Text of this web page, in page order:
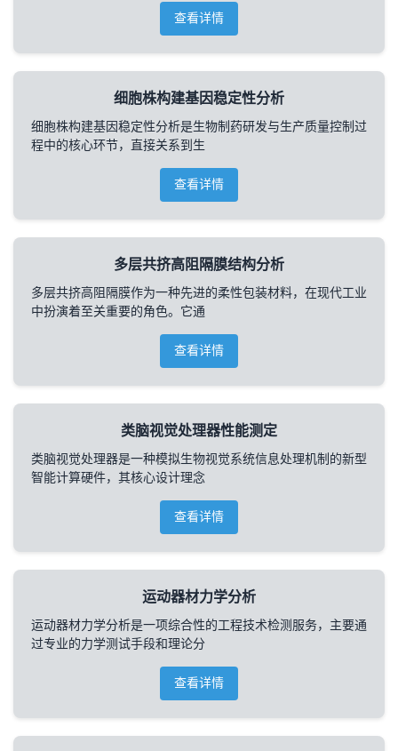
查看详情
细胞株构建基因稳定性分析
细胞株构建基因稳定性分析是生物制药研发与生产质量控制过
程中的核心环节，直接关系到生
查看详情
多层共挤高阻隔膜结构分析
多层共挤高阻隔膜作为一种先进的柔性包装材料，在现代工业
中扮演着至关重要的角色。它通
查看详情
类脑视觉处理器性能测定
类脑视觉处理器是一种模拟生物视觉系统信息处理机制的新型
智能计算硬件，其核心设计理念
查看详情
运动器材力学分析
运动器材力学分析是一项综合性的工程技术检测服务，主要通
过专业的力学测试手段和理论分
查看详情